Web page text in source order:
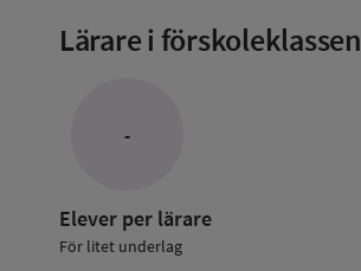
Lärare i förskoleklassen
-
Elever per lärare
För litet underlag